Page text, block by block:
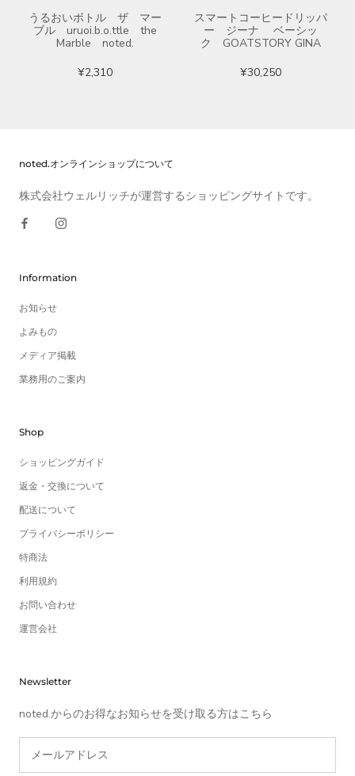
うるおいボトル ザ マー
ブル uruoi.b.o.ttle the
Marble noted.
¥2,310
スマートコーヒードリッパ
ー ジーナ ベーシッ
ク GOATSTORY GINA
¥30,250
noted.オンラインショップについて
株式会社ウェルリッチが運営するショッピングサイトです。
Information
お知らせ
よみもの
メディア掲載
業務用のご案内
Shop
ショッピングガイド
返金・交換について
配送について
プライバシーポリシー
特商法
利用規約
お問い合わせ
運営会社
Newsletter
noted.からのお得なお知らせを受け取る方はこちら